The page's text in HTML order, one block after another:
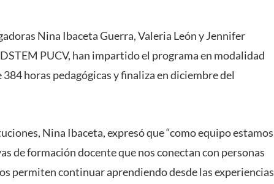
Nina Ibaceta Guerra, Valeria León y Jennifer
PUCV, han impartido el programa en modalidad
horas pedagógicas y finaliza en diciembre del
Nina Ibaceta, expresó que “como equipo estamos
de formación docente que nos conectan con personas
permiten continuar aprendiendo desde las experiencias